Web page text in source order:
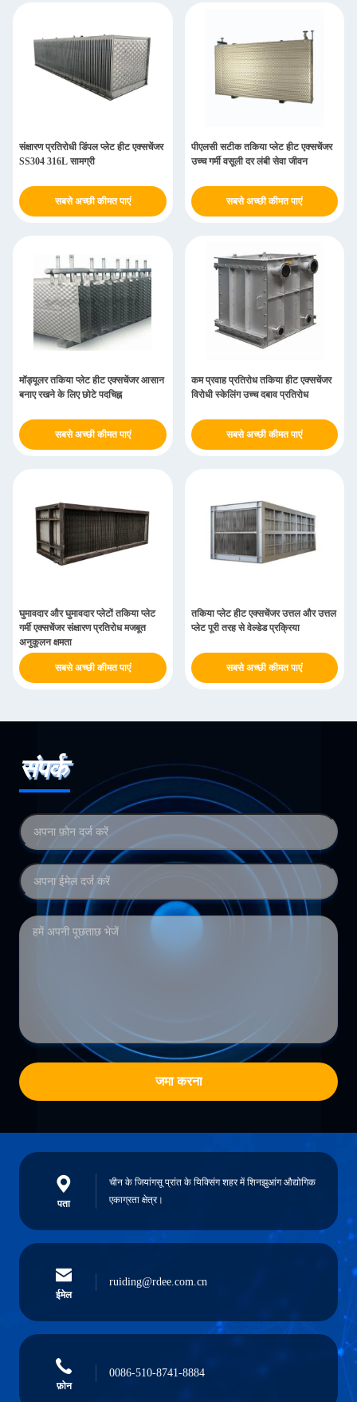
संक्षारण प्रतिरोधी डिंपल प्लेट हीट एक्सचेंजर
SS304 316L सामग्री
सबसे अच्छी कीमत पाएं
पीएलसी सटीक तकिया प्लेट हीट एक्सचेंजर
उच्च गर्मी वसूली दर लंबी सेवा जीवन
सबसे अच्छी कीमत पाएं
मॉड्यूलर तकिया प्लेट हीट एक्सचेंजर आसान
बनाए रखने के लिए छोटे पदचिह्न
सबसे अच्छी कीमत पाएं
कम प्रवाह प्रतिरोध तकिया हीट एक्सचेंजर
विरोधी स्केलिंग उच्च दबाव प्रतिरोध
सबसे अच्छी कीमत पाएं
घुमावदार और घुमावदार प्लेटों तकिया प्लेट
गर्मी एक्सचेंजर संक्षारण प्रतिरोध मजबूत
अनुकूलन क्षमता
सबसे अच्छी कीमत पाएं
तकिया प्लेट हीट एक्सचेंजर उत्तल और उत्तल
प्लेट पूरी तरह से वेल्डेड प्रक्रिया
सबसे अच्छी कीमत पाएं
संपर्क
जमा करना
पता
चीन के जियांगसू प्रांत के यिक्सिंग शहर में शिनझुआंग औद्योगिक
एकाग्रता क्षेत्र।
ईमेल
ruiding@rdee.com.cn
फ़ोन
0086-510-8741-8884